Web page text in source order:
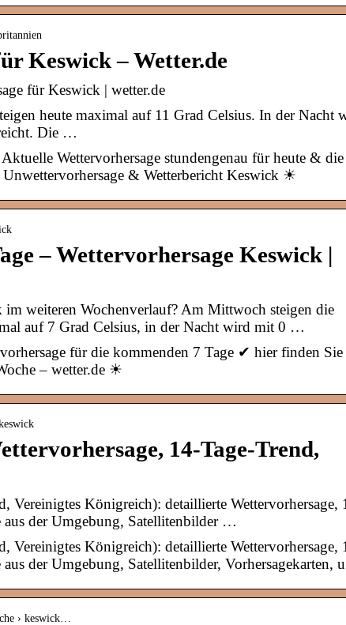
Keswick – Wetter.de
für Keswick | wetter.de
heute maximal auf 11 Grad Celsius. In der Nacht
Die …
Wettervorhersage stundengenau für heute & die
Unwettervorhersage & Wetterbericht Keswick ☀
– Wettervorhersage Keswick |
weiteren Wochenverlauf? Am Mittwoch steigen die
auf 7 Grad Celsius, in der Nacht wird mit 0 …
für die kommenden 7 Tage ✔ hier finden Sie
– wetter.de ☀
14-Tage-Trend,
Vereinigtes Königreich): detaillierte Wettervorhersage,
aus der Umgebung, Satellitenbilder …
Vereinigtes Königreich): detaillierte Wettervorhersage,
der Umgebung, Satellitenbilder, Vorhersagekarten,
› keswick…